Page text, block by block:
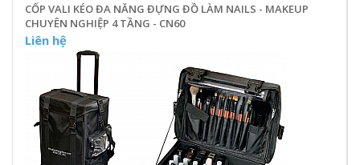
CỐP VALI KÉO ĐA NĂNG ĐỰNG ĐỒ LÀM NAILS - MAKEUP
CHUYÊN NGHIỆP 4 TẦNG - CN60
Liên hệ